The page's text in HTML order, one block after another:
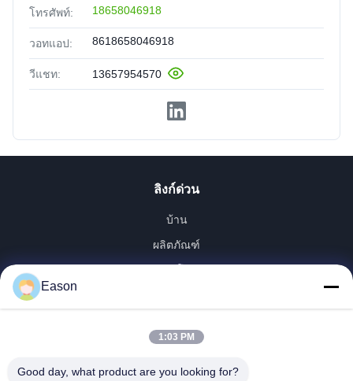
โทรศัพท์: 18658046918
วอทแอป: 8618658046918
วีแชท: 13657954570
ลิงก์ด่วน
บ้าน
ผลิตภัณฑ์
ควบคุมคุณภาพ
ติดต่อเรา
Eason
1:03 PM
Good day, what product are you looking for?